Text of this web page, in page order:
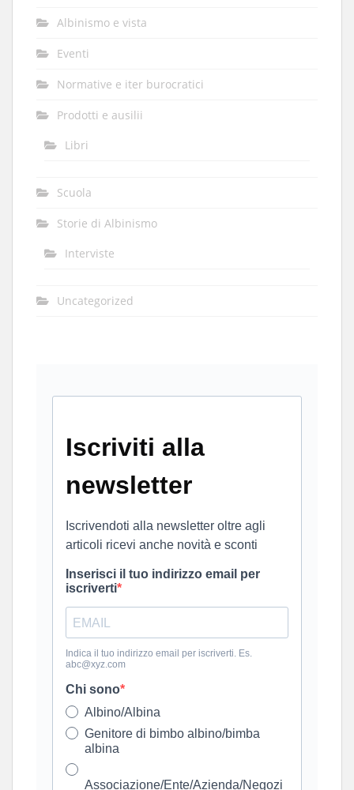
Albinismo e vista
Eventi
Normative e iter burocratici
Prodotti e ausilii
Libri
Scuola
Storie di Albinismo
Interviste
Uncategorized